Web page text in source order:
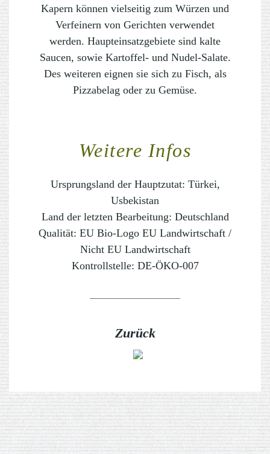
Kapern können vielseitig zum Würzen und
Verfeinern von Gerichten verwendet
werden. Haupteinsatzgebiete sind kalte
Saucen, sowie Kartoffel- und Nudel-Salate.
Des weiteren eignen sie sich zu Fisch, als
Pizzabelag oder zu Gemüse.
Weitere Infos
Ursprungsland der Hauptzutat: Türkei,
Usbekistan
Land der letzten Bearbeitung: Deutschland
Qualität: EU Bio-Logo EU Landwirtschaft /
Nicht EU Landwirtschaft
Kontrollstelle: DE-ÖKO-007
Zurück